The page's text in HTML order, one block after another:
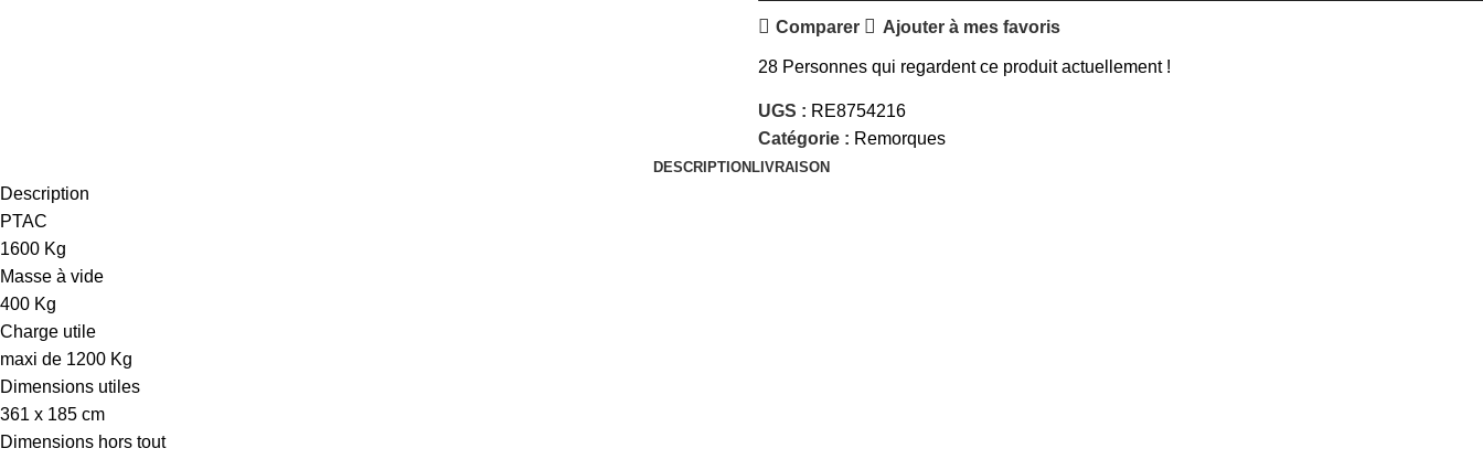
Comparer Ajouter à mes favoris
28 Personnes qui regardent ce produit actuellement !
UGS : RE8754216
Catégorie : Remorques
DESCRIPTION LIVRAISON
Description
PTAC
1600 Kg
Masse à vide
400 Kg
Charge utile
maxi de 1200 Kg
Dimensions utiles
361 x 185 cm
Dimensions hors tout